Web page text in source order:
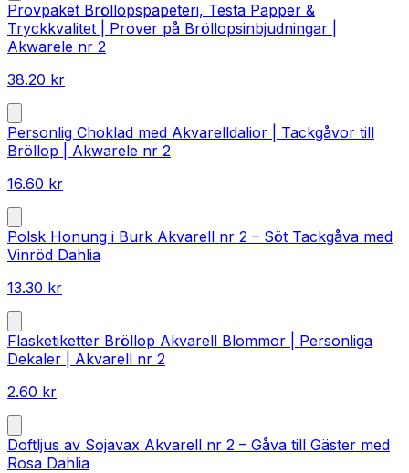
Provpaket Bröllopspapeteri, Testa Papper &
Tryckkvalitet | Prover på Bröllopsinbjudningar |
Akwarele nr 2
38.20 kr
Personlig Choklad med Akvarelldalior | Tackgåvor till
Bröllop | Akwarele nr 2
16.60 kr
Polsk Honung i Burk Akvarell nr 2 – Söt Tackgåva med
Vinröd Dahlia
13.30 kr
Flasketiketter Bröllop Akvarell Blommor | Personliga
Dekaler | Akvarell nr 2
2.60 kr
Doftljus av Sojavax Akvarell nr 2 – Gåva till Gäster med
Rosa Dahlia